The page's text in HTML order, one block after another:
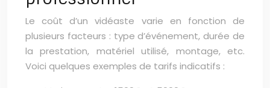
Le coût d’un vidéaste varie en fonction de
plusieurs facteurs : type d’événement, durée de
la prestation, matériel utilisé, montage, etc.
Voici quelques exemples de tarifs indicatifs :